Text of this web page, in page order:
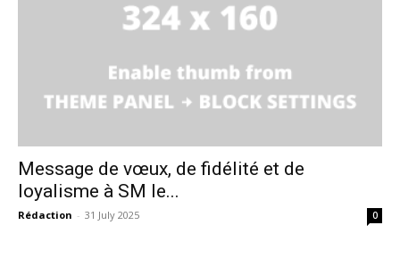
Message de vœux, de fidélité et de
loyalisme à SM le...
Rédaction - 31 July 2025 0